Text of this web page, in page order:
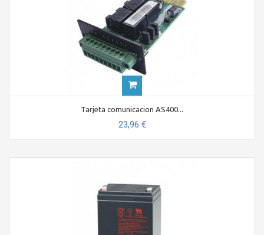
Tarjeta comunicacion AS400...
23,96 €